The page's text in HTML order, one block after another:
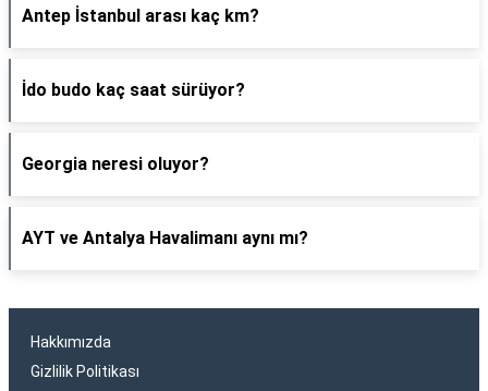
Antep İstanbul arası kaç km?
İdo budo kaç saat sürüyor?
Georgia neresi oluyor?
AYT ve Antalya Havalimanı aynı mı?
Hakkımızda
Gizlilik Politikası